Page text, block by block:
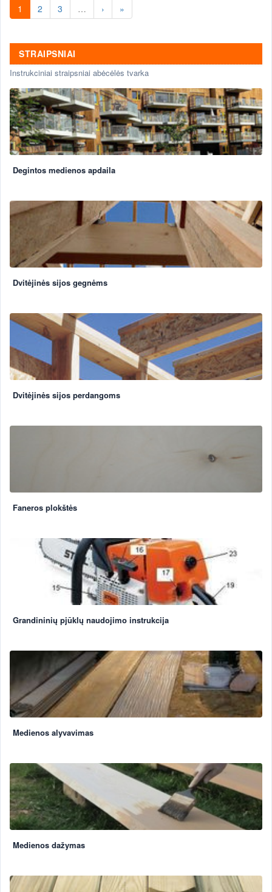
1 2 3 … › »
STRAIPSNIAI
Instrukciniai straipsniai abėcėlės tvarka
Degintos medienos apdaila
Dvitėjinės sijos gegnėms
Dvitėjinės sijos perdangoms
Faneros plokštės
Grandininių pjūklų naudojimo instrukcija
Medienos alyvavimas
Medienos dažymas